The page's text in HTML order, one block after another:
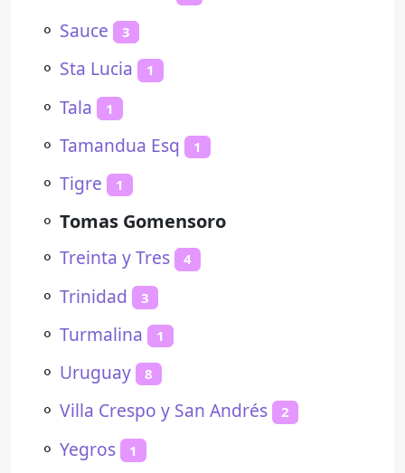
⚬ Sauce 3
⚬ Sta Lucia 1
⚬ Tala 1
⚬ Tamandua Esq 1
⚬ Tigre 1
⚬ Tomas Gomensoro
⚬ Treinta y Tres 4
⚬ Trinidad 3
⚬ Turmalina 1
⚬ Uruguay 8
⚬ Villa Crespo y San Andrés 2
⚬ Yegros 1